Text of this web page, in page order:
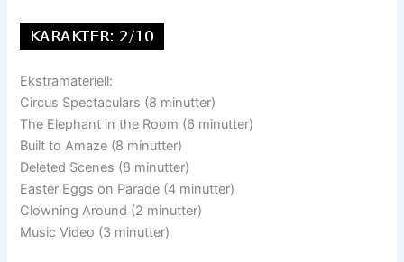
Ekstramateriell:
Circus Spectaculars (8 minutter)
The Elephant in the Room (6 minutter)
Built to Amaze (8 minutter)
Deleted Scenes (8 minutter)
Easter Eggs on Parade (4 minutter)
Clowning Around (2 minutter)
Music Video (3 minutter)